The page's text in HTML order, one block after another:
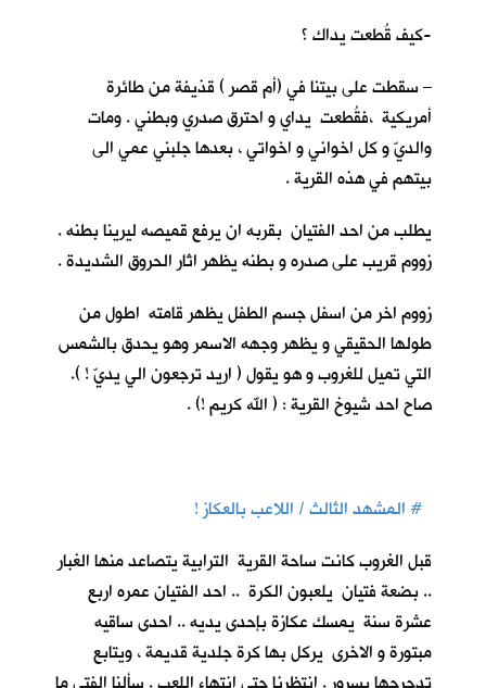
-كيف قُطعت يداك ؟
– سقطت على بيتنا في (أم قصر ) قذيفة من طائرة
أمريكية ،فقُطعت يداي و احترق صدري وبطني . ومات
والديّ و كل اخواني و اخواتي ، بعدها جلبني عمي الى
بيتهم في هذه القرية .
يطلب من احد الفتيان بقربه ان يرفع قميصه ليرينا بطنه .
زووم قريب على صدره و بطنه يظهر اثار الحروق الشديدة .
زووم اخر من اسفل جسم الطفل يظهر قامته اطول من
طولها الحقيقي و يظهر وجهه الاسمر وهو يحدق بالشمس
التي تميل للغروب و هو يقول ( اريد ترجعون الي يديّ ! ).
صاح احد شيوخ القرية : ( الله كريم !) .
# المشهد الثالث / اللاعب بالعكاز !
قبل الغروب كانت ساحة القرية الترابية يتصاعد منها الغبار
.. بضعة فتيان يلعبون الكرة .. احد الفتيان عمره اربع
عشرة سنة يمسك عكازة بإحدى يديه .. احدى ساقيه
مبتورة و الاخرى يركل بها كرة جلدية قديمة ، ويتابع